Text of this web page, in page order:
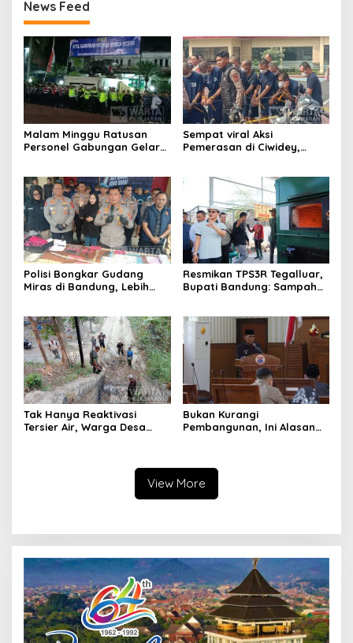
News Feed
Malam Minggu Ratusan
Personel Gabungan Gelar
Sempat viral Aksi
Pemerasan di Ciwidey,
Polisi Bongkar Gudang
Miras di Bandung, Lebih
Resmikan TPS3R Tegalluar,
Bupati Bandung: Sampah
Tak Hanya Reaktivasi
Tersier Air, Warga Desa
Bukan Kurangi
Pembangunan, Ini Alasan
View More